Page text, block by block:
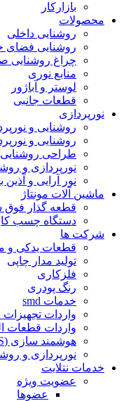
بازارکار
محصولات
روشنایی داخلی
روشنایی فضای
چراغ روشنایی
منابع نوری
لوستر و آباژور
قطعات جانبی
نورپردازی
روشنایی و
روشنایی و
طراحی روشنایی
نورپردازی و
نور آرایی و آذین
ماشین آلات مونتاژ
قطعه گذار فوق
دستگاه چسب
شرکت ها
قطعات یدکی و
تولید مدار چاپی
فلزکاری
رنگ پودری
خدمات smd
واردات تجهیزات
واردات قطعات
هوشمند سازی (BMS)
نورپردازی و
خدمات نتلایت
عضویت ویژه
عضوها